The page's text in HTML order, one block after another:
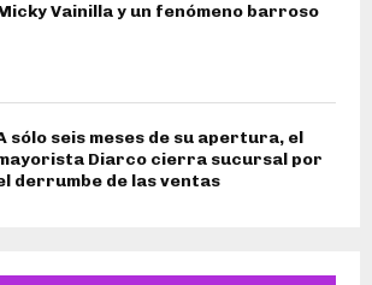
Vainilla y un fenómeno barroso
sólo seis meses de su apertura, el
Diarco cierra sucursal por
derrumbe de las ventas